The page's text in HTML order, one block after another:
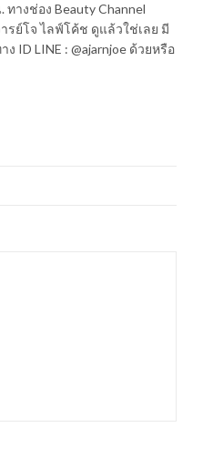
างช่อง Beauty Channel
รย์โจ ไลฟ์โค้ช ดูแล้วใช่เลย มี
ID LINE : @ajarnjoe ด้วยหรือ